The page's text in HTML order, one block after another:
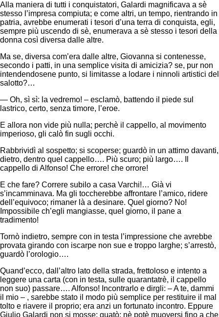
Alla maniera di tutti i conquistatori, Galardi magnificava a sè
stesso l’impresa compiuta; e come altri, un tempo, rientrando in
patria, avrebbe enumerati i tesori d’una terra di conquista, egli,
sempre più uscendo di sè, enumerava a sè stesso i tesori della
donna così diversa dalle altre.
Ma se, diversa com’era dalle altre, Giovanna si contenesse,
secondo i patti, in una semplice visita di amicizia? se, pur non
intendendosene punto, si limitasse a lodare i ninnoli artistici del
salotto?…
— Oh, sì sì: la vedremo! – esclamò, battendo il piede sul
lastrico, certo, senza timore, l’eroe.
E allora non vide più nulla; perchè il cappello, al movimento
imperioso, gli calò fin sugli occhi.
Rabbrividì al sospetto; si scoperse; guardò in un attimo davanti,
dietro, dentro quel cappello…. Più scuro; più largo…. Il
cappello di Alfonso! Che errore! che orrore!
E che fare? Correre subilo a casa Varchi!… Già vi
s’incamminava. Ma gli toccherebbe affrontare l’amico, ridere
dell’equivoco; rimaner là a desinare. Quel giorno? No!
Impossibile ch’egli mangiasse, quel giorno, il pane a
tradimento!
Tornò indietro, sempre con in testa l’impressione che avrebbe
provata girando con iscarpe non sue e troppo larghe; s’arrestò,
guardò l’orologio….
Quand’ecco, dall’altro lato della strada, frettoloso e intento a
leggere una carta (con in testa, sulle quarantatrè, il cappello
non suo) passare…. Alfonso! Incontrarlo e dirgli: – A te, dammi
il mio – , sarebbe stato il modo più semplice per restituire il mal
tolto e riavere il proprio; era anzi un fortunato incontro. Eppure
Giulio Galardi non si mosse; guatò; nè potè muoversi fino a che